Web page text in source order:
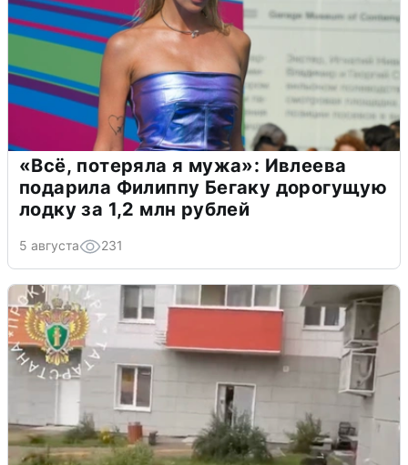
«Всё, потеряла я мужа»: Ивлеева
подарила Филиппу Бегаку дорогущую
лодку за 1,2 млн рублей
5 августа 231